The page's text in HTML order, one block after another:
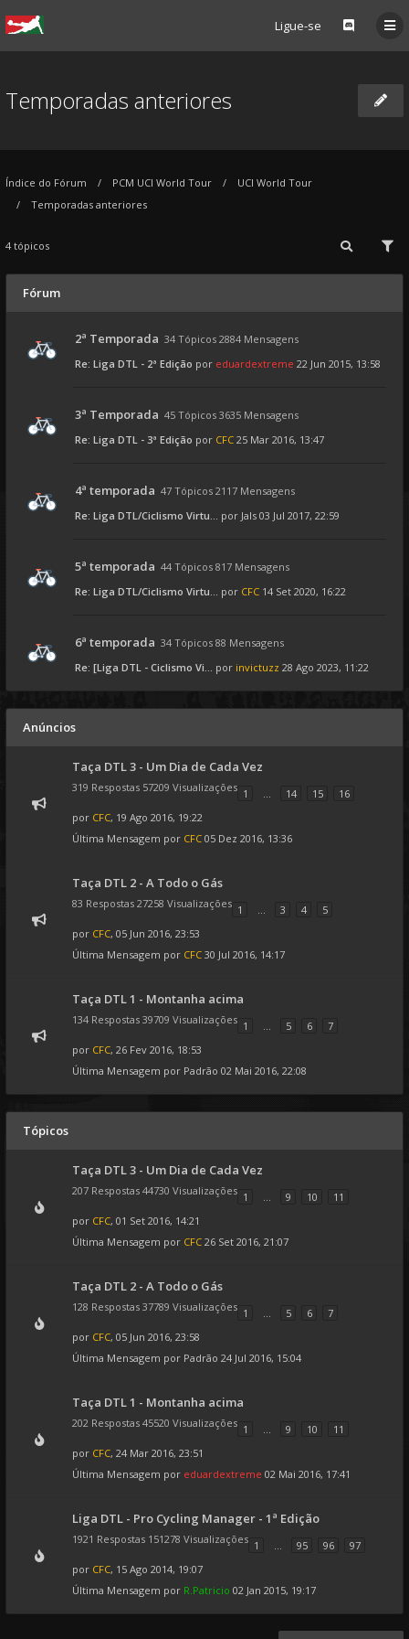
Ligue-se
Temporadas anteriores
Índice do Fórum PCM UCI World Tour
UCI World Tour
Temporadas anteriores
4 tópicos
Fórum
2ª Temporada 34 Tópicos 2884 Mensagens
Re: Liga DTL - 2ª Edição por eduardextreme 22 Jun 2015, 13:58
3ª Temporada 45 Tópicos 3635 Mensagens
Re: Liga DTL - 3ª Edição por CFC 25 Mar 2016, 13:47
4ª temporada 47 Tópicos 2117 Mensagens
Re: Liga DTL/Ciclismo Virtu... por Jals 03 Jul 2017, 22:59
5ª temporada 44 Tópicos 817 Mensagens
Re: Liga DTL/Ciclismo Virtu... por CFC 14 Set 2020, 16:22
6ª temporada 34 Tópicos 88 Mensagens
Re: [Liga DTL - Ciclismo Vi... por invictuzz 28 Ago 2023, 11:22
Anúncios
Taça DTL 3 - Um Dia de Cada Vez
319 Respostas 57209 Visualizações 1 ... 14 15
16
por CFC, 19 Ago 2016, 19:22
Última Mensagem por CFC 05 Dez 2016, 13:36
Taça DTL 2 - A Todo o Gás
83 Respostas 27258 Visualizações 1 ... 3 4
5
por CFC, 05 Jun 2016, 23:53
Última Mensagem por CFC 30 Jul 2016, 14:17
Taça DTL 1 - Montanha acima
134 Respostas 39709 Visualizações 1 ... 5 6
7
por CFC, 26 Fev 2016, 18:53
Última Mensagem por Padrão 02 Mai 2016, 22:08
Tópicos
Taça DTL 3 - Um Dia de Cada Vez
207 Respostas 44730 Visualizações 1 ... 9 10
11
por CFC, 01 Set 2016, 14:21
Última Mensagem por CFC 26 Set 2016, 21:07
Taça DTL 2 - A Todo o Gás
128 Respostas 37789 Visualizações 1 ... 5 6
7
por CFC, 05 Jun 2016, 23:58
Última Mensagem por Padrão 24 Jul 2016, 15:04
Taça DTL 1 - Montanha acima
202 Respostas 45520 Visualizações 1 ... 9 10
11
por CFC, 24 Mar 2016, 23:51
Última Mensagem por eduardextreme 02 Mai 2016, 17:41
Liga DTL - Pro Cycling Manager - 1ª Edição
1921 Respostas 151278 Visualizações 1 ... 95 96
97
por CFC, 15 Ago 2014, 19:07
Última Mensagem por R.Patricio 02 Jan 2015, 19:17